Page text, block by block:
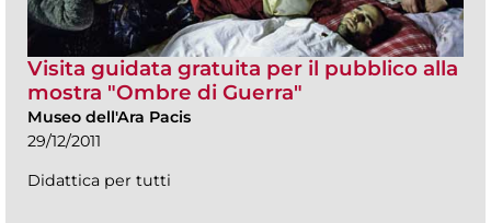
Visita guidata gratuita per il pubblico alla
mostra "Ombre di Guerra"
Museo dell'Ara Pacis
29/12/2011
Didattica per tutti